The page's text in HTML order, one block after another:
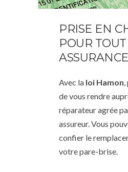
PRISE EN
POUR
Avec la loi Hamon,
de vous rendre
réparateur agrée
assureur. Vous
confier le
votre pare-brise.